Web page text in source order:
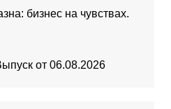
бизнес на чувствах.
от 06.08.2026